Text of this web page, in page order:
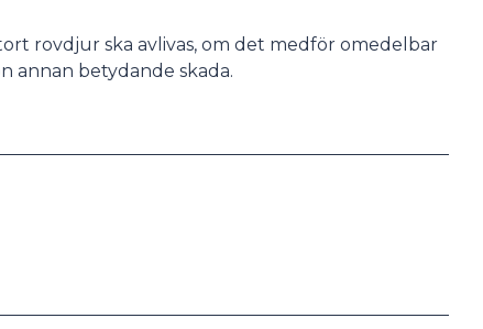
rovdjur ska avlivas, om det medför omedelbar
annan betydande skada.